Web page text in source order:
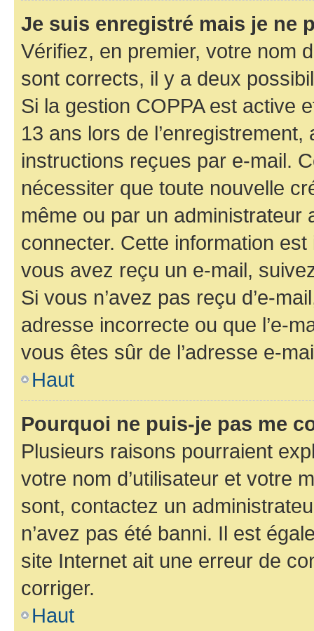
Je suis enregistré mais je ne
Vérifiez, en premier, votre nom
sont corrects, il y a deux
Si la gestion COPPA est active
13 ans lors de
instructions reçues par e-mail.
nécessiter que toute nouvelle
même ou par un
connecter. Cette information
vous avez reçu un e-mail,
Si vous n’avez pas reçu d’e-
adresse incorrecte ou que l’e-
vous êtes sûr de l’adresse e-
Haut
Pourquoi ne puis-je pas me
Plusieurs raisons pourraient
votre nom d’utilisateur et votre
sont, contactez un
n’avez pas été banni. Il est
site Internet ait une erreur de
corriger.
Haut